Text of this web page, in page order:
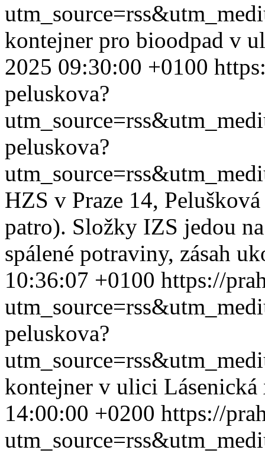
kontejner pro bioodpad v
2025 09:30:00 +0100
peluskova?
peluskova?
HZS v Praze 14,
patro). Složky IZS jedou
spálené potraviny, zásah
10:36:07 +0100 https://
peluskova?
kontejner v ulici
14:00:00 +0200 https://